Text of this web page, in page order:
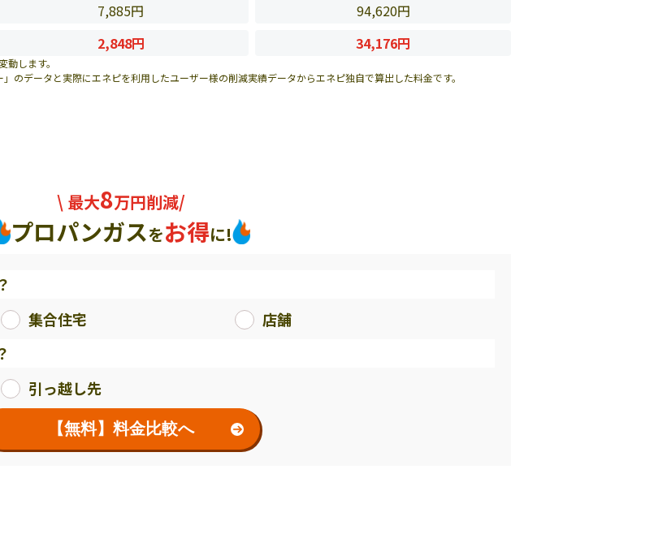
7,885円
94,620円
2,848円 34,176円
します。
データと実際にエネピを利用したユーザー様の削減実績データからエネピ独自で算出した料金です。
\ 最大8万円削減/
プロパンガスをお得に!
集合住宅
店舗
引っ越し先
【無料】料金比較へ